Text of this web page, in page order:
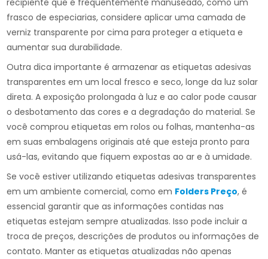
recipiente que é frequentemente manuseado, como um
frasco de especiarias, considere aplicar uma camada de
verniz transparente por cima para proteger a etiqueta e
aumentar sua durabilidade.
Outra dica importante é armazenar as etiquetas adesivas
transparentes em um local fresco e seco, longe da luz solar
direta. A exposição prolongada à luz e ao calor pode causar
o desbotamento das cores e a degradação do material. Se
você comprou etiquetas em rolos ou folhas, mantenha-as
em suas embalagens originais até que esteja pronto para
usá-las, evitando que fiquem expostas ao ar e à umidade.
Se você estiver utilizando etiquetas adesivas transparentes
em um ambiente comercial, como em Folders Preço, é
essencial garantir que as informações contidas nas
etiquetas estejam sempre atualizadas. Isso pode incluir a
troca de preços, descrições de produtos ou informações de
contato. Manter as etiquetas atualizadas não apenas